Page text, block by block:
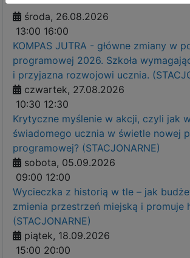
środa, 26.08.2026
13:00 16:00
KOMPAS JUTRA - główne zmiany w
programowej 2026. Szkoła
i przyjazna rozwojowi ucznia.
czwartek, 27.08.2026
10:30 12:30
Krytyczne myślenie w akcji, czyli jak
świadomego ucznia w świetle nowej
programowej? (STACJONARNE)
sobota, 05.09.2026
09:00 12:00
Wycieczka z historią w tle – jak
zmienia przestrzeń miejską i promuje
(STACJONARNE)
piątek, 18.09.2026
15:00 20:00